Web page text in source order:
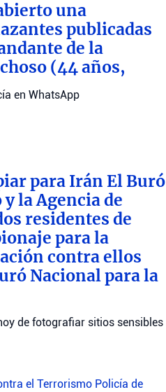
una
publicadas
de la
(44 años,
en WhatsApp
para Irán El Buró
la Agencia de
residentes de
para la
contra ellos
Nacional para la
de fotografiar sitios sensibles
el Terrorismo Policía de